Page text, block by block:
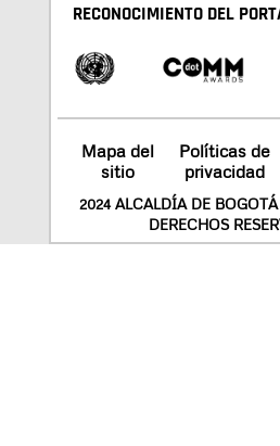
RECONOCIMIENTO DEL
Mapa del
sitio
Políticas de
privacidad
2024 ALCALDÍA DE
DERECHOS